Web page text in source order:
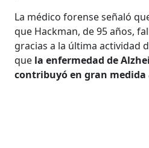
La médico forense señaló
que Hackman, de 95 años,
gracias a la última actividad
que la enfermedad de
contribuyó en gran medida